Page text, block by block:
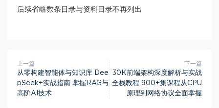
后续省略数条目录与资料目录不再列出
上一篇
从零构建智能体与知识库 Dee
pSeek+实战指南 掌握RAG与
高阶AI技术
下一篇
30K前端架构深度解析与实战
全栈教程 900+集课程从CPU
原理到网络协议全面掌握